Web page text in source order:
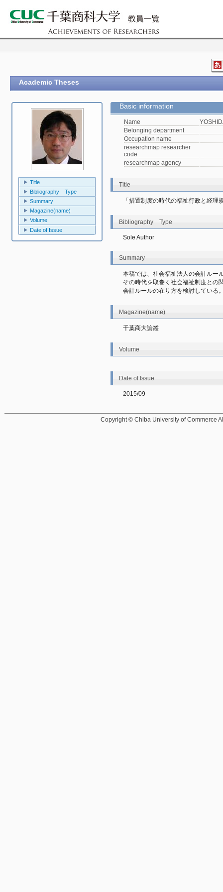
Academic Theses
Title
Bibliography Type
Summary
Magazine(name)
Volume
Date of Issue
Basic information
Name
Belonging department
Occupation name
researchmap researcher
code
researchmap agency
Title
「措置制度の時代の福祉行政と経
Bibliography Type
Sole Author
Summary
本稿では、社会福祉法人の会計ルー
その時代を取巻く社会福祉制度との
会計ルールの在り方を検討している
Magazine(name)
千葉商大論叢
Volume
Date of Issue
2015/09